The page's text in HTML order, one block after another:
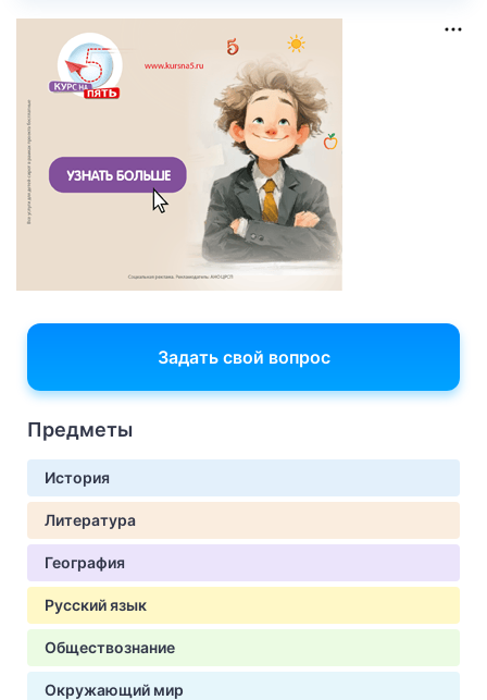
Задать свой вопрос
Предметы
История
Литература
География
Русский язык
Обществознание
Окружающий мир